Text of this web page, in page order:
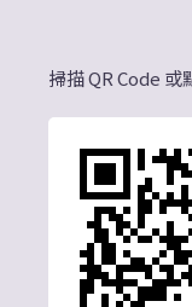
掃描 QR Code